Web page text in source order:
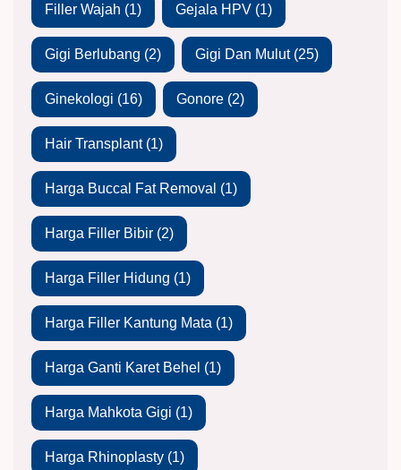
Filler Wajah (1) Gejala HPV (1)
Gigi Berlubang (2) Gigi Dan Mulut(25)
Ginekologi (16) Gonore (2)
Hair Transplant(1)
Harga Buccal Fat Removal (1)
Harga Filler Bibir (2)
Harga Filler Hidung (1)
Harga Filler Kantung Mata (1)
Harga Ganti Karet Behel (1)
Harga Mahkota Gigi (1)
Harga Rhinoplasty (1)